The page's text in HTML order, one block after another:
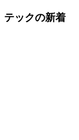
テックの新着